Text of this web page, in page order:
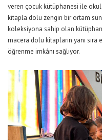
veren çocuk kütüphanesi ile
kitapla dolu zengin bir ortam
koleksiyona sahip olan
macera dolu kitapların yanı
öğrenme imkânı sağlıyor.